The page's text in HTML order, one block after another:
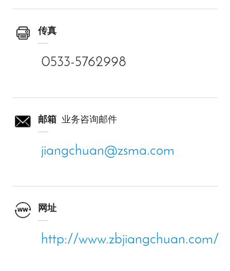
传真
0533-5762998
邮箱 业务咨询邮件
jiangchuan@zsma.com
网址
http://www.zbjiangchuan.com/